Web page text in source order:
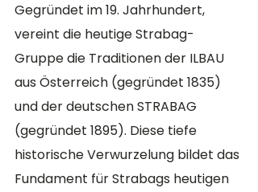
Gegründet im 19. Jahrhundert,
vereint die heutige Strabag-
Gruppe die Traditionen der ILBAU
aus Österreich (gegründet 1835)
und der deutschen STRABAG
(gegründet 1895). Diese tiefe
historische Verwurzelung bildet das
Fundament für Strabags heutigen